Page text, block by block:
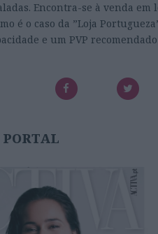
Encontra-se à venda
é o caso da ”Loja
e um PVP recomendado